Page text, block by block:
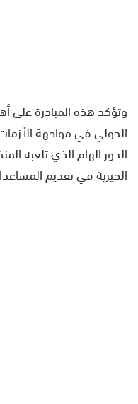
وتؤكد هذه المبادرة على
الدولي في مواجهة
الدور الهام الذي تلعبه
الخيرية في تقديم